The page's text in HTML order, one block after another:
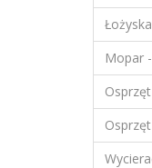
Mopar